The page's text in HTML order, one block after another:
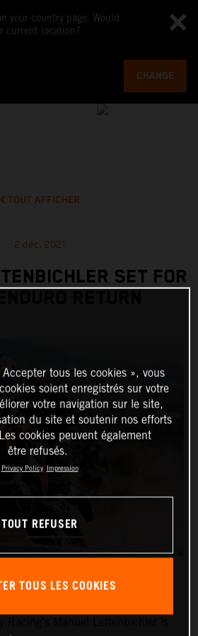
your country page. Would
current location?
CHANGE
TOUT AFFICHER
2 déc. 2021
SET FOR
RETURN
tous les cookies », vous
soient enregistrés sur votre
votre navigation sur le site,
du site et soutenir nos efforts
cookies peuvent également
être refusés.
Privacy Policy Impression
TOUT REFUSER
TOUS LES COOKIES